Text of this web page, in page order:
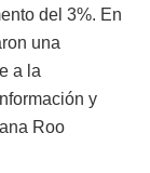
del 3%. En
una
a la
y
Roo